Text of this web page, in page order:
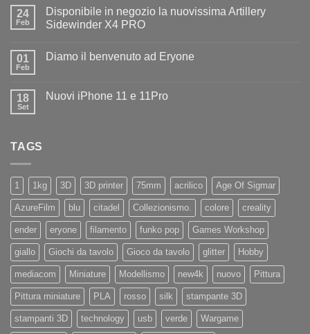
Diamo
il
benvenuto
24
Feb
Disponibile in negozio la nuovissima Artillery
Sidewinder X4 PRO
su
la
nuovissima
01
Feb
Diamo il benvenuto ad Eryone
Diamo
18
Set
Nuovi iPhone 11 e 11Pro
TAGS
1 1kg 3D 3D printer 75mm acrilico Age Of Sigmar
AzureFilm blu citadel Collezionismo. colore creality
ender eryone filamento funko pop Games Workshop
giallo Giochi da tavolo Gioco da tavolo glitter Hobby
mediacom Miniature Modellismo new4k nuovo Pittura
Pittura miniature PLA rosso silk stampante 3D
stampanti 3D technology usb verde Wargame